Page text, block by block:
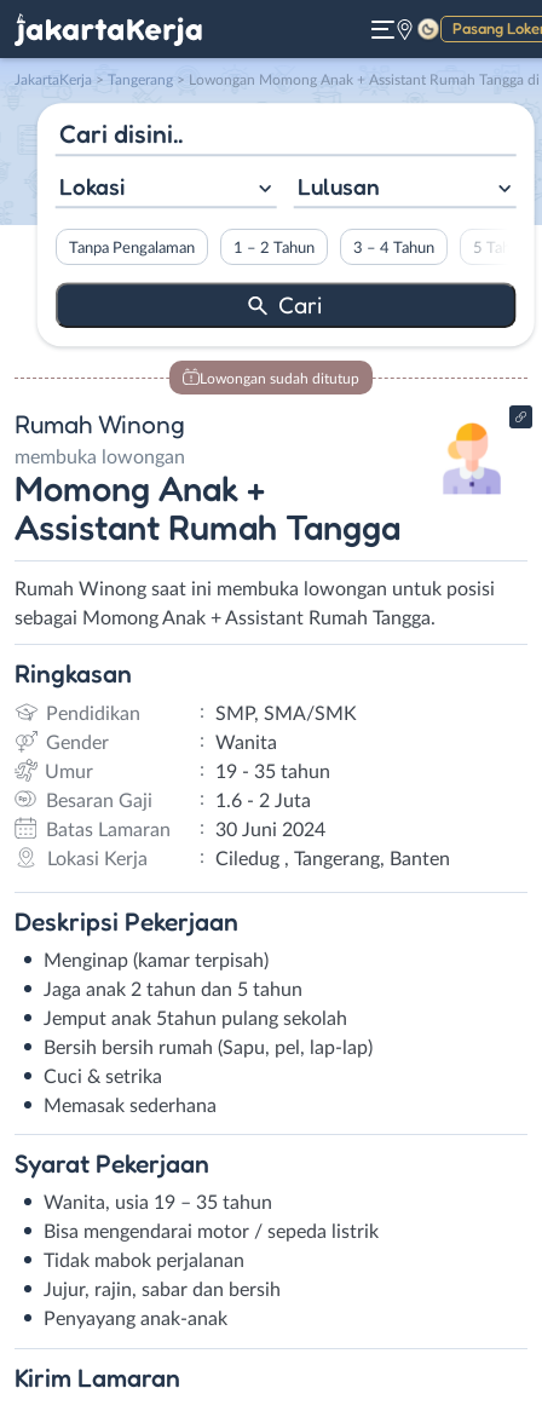
Pasang
Gelap
JakartaKerja > Tangerang > Lowongan Momong Anak + Assistant Rumah Tangga di Rumah Winong
Lokasi Lulusan
Tanpa Pengalaman 1 – 2 Tahun 3 – 4 Tahun 5 Tahun
Lowongan sudah ditutup
Rumah Winong
membuka lowongan
Momong Anak +
Assistant Rumah Tangga
Rumah Winong saat ini membuka lowongan untuk posisi
sebagai Momong Anak + Assistant Rumah Tangga.
Ringkasan
Pendidikan :
SMP, SMA/SMK
Gender
:
Wanita
Umur
:
19 - 35 tahun
Besaran Gaji
:
1.6 - 2 Juta
Batas Lamaran
:
30 Juni 2024
Lokasi Kerja
: Ciledug , Tangerang, Banten
Deskripsi Pekerjaan
Menginap (kamar terpisah)
Jaga anak 2 tahun dan 5 tahun
Jemput anak 5tahun pulang sekolah
Bersih bersih rumah (Sapu, pel, lap-lap)
Cuci & setrika
Memasak sederhana
Syarat Pekerjaan
Wanita, usia 19 – 35 tahun
Bisa mengendarai motor / sepeda listrik
Tidak mabok perjalanan
Jujur, rajin, sabar dan bersih
Penyayang anak-anak
Kirim Lamaran